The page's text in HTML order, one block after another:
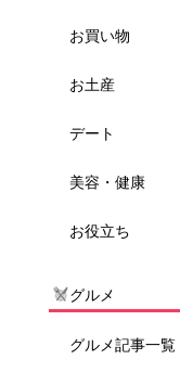
お買い物
お土産
デート
美容・健康
お役立ち
グルメ
グルメ記事一覧